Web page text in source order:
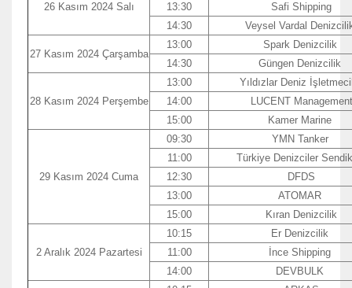
26 Kasım 2024 Salı
13:30
Safi Shipping
14:30
Veysel Vardal
27 Kasım 2024 Çarşamba
13:00
Spark Denizcilik
14:30
Güngen Denizcilik
28 Kasım 2024 Perşembe
13:00
Yıldızlar Deniz
14:00
LUCENT Management
15:00
Kamer Marine
29 Kasım 2024 Cuma
09:30
YMN Tanker
11:00
Türkiye Denizciler
12:30
DFDS
13:00
ATOMAR
15:00
Kıran Denizcilik
2 Aralık 2024 Pazartesi
10:15
Er Denizcilik
11:00
İnce Shipping
14:00
DEVBULK